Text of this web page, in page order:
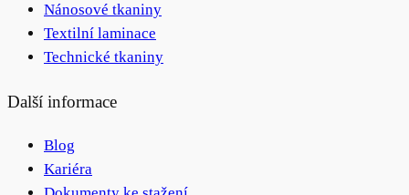
Nánosové tkaniny
Textilní laminace
Technické tkaniny
Další informace
Blog
Kariéra